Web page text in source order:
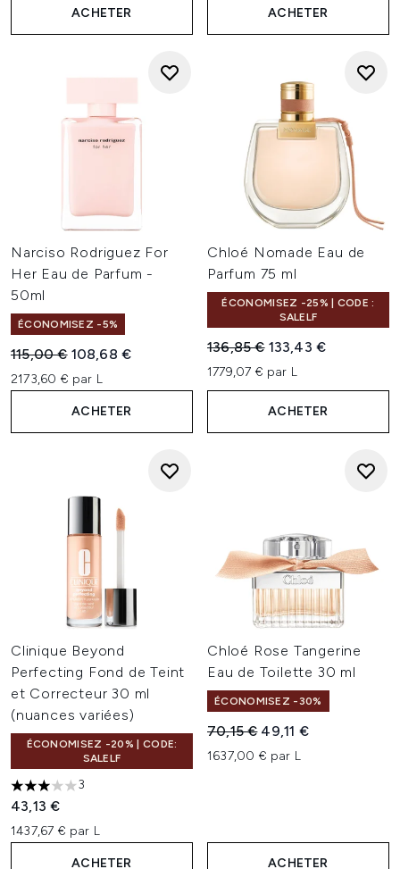
ACHETER ACHETER
Narciso Rodriguez For
Her Eau de Parfum -
50ml
ÉCONOMISEZ -5%
Prix de vente :
115,00 € Prix ​​actuel :
108,68 €
2173,60 € par L
ACHETER
Chloé Nomade Eau de
Parfum 75 ml
ÉCONOMISEZ -25% | CODE :
SALELF
Prix de vente :
136,85 € Prix ​​actuel :
133,43 €
1779,07 € par L
ACHETER
Clinique Beyond
Perfecting Fond de Teint
et Correcteur 30 ml
(nuances variées)
ÉCONOMISEZ -20% | CODE:
SALELF
3 étoiles sur un maximum de 5
3
43,13 €
1437,67 € par L
ACHETER
Chloé Rose Tangerine
Eau de Toilette 30 ml
ÉCONOMISEZ -30%
Prix de vente :
70,15 € Prix ​​actuel :
49,11 €
1637,00 € par L
ACHETER